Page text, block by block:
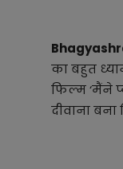
का बहुत
फिल्म ‘मैंने
दीवाना बना